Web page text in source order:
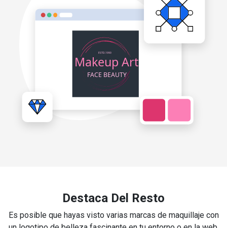
Destaca Del Resto
Es posible que hayas visto varias marcas de maquillaje con